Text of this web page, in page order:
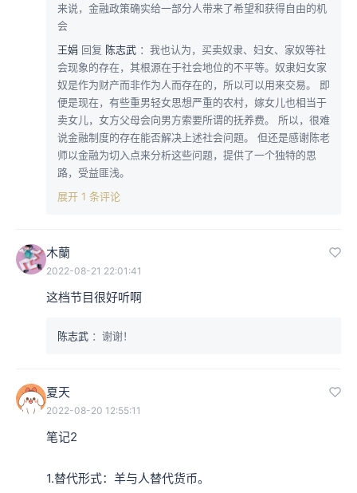
来说，金融政策确实给一部分人带来了希望和获得自由的机
会
王娟 回复 陈志武 ：我也认为，买卖奴隶、妇女、家奴等社
会现象的存在，其根源在于社会地位的不平等。奴隶妇女家
奴是作为财产而非作为人而存在的，所以可以用来交易。 即
便是现在，有些重男轻女思想严重的农村，嫁女儿也相当于
卖女儿，女方父母会向男方索要所谓的抚养费。 所以，很难
说金融制度的存在能否解决上述社会问题。 但还是感谢陈老
师以金融为切入点来分析这些问题，提供了一个独特的思
路，受益匪浅。
展开 1 条评论
木蘭
2022-08-21 22:01:41
这档节目很好听啊
陈志武 ：谢谢！
夏天
2022-08-20 12:55:11
笔记2
1.替代形式：羊与人替代货币。